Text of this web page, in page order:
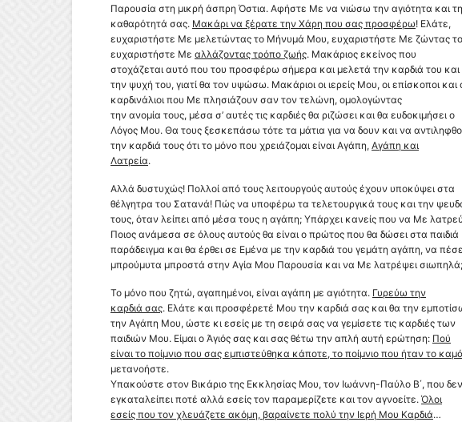
Παρουσία στη μικρή άσπρη Όστια. Αφήστε Με να νιώσω την αγιότητα και
καθαρότητά σας. Μακάρι να ξέρατε την Χάρη που σας προσφέρω! Ελάτε,
ευχαριστήστε Με μελετώντας το Μήνυμά Μου, ευχαριστήστε Με ζώντας
ευχαριστήστε Με αλλάζοντας τρόπο ζωής. Μακάριος εκείνος που
στοχάζεται αυτό που του προσφέρω σήμερα και μελετά την καρδιά του και
την ψυχή του, γιατί θα τον υψώσω. Μακάριοι οι ιερείς Μου, οι επίσκοποι και
καρδινάλιοι που Με πλησιάζουν σαν τον τελώνη, ομολογώντας
την ανομία τους, μέσα σ’ αυτές τις καρδιές θα ριζώσει και θα ευδοκιμήσει ο
Λόγος Μου. Θα τους ξεσκεπάσω τότε τα μάτια για να δουν και να
την καρδιά τους ότι το μόνο που χρειάζομαι είναι Αγάπη, Αγάπη και
Λατρεία.
Αλλά δυστυχώς! Πολλοί από τους λειτουργούς αυτούς έχουν υποκύψει στα
θέλγητρα του Σατανά! Πώς να υποφέρω τα τελετουργικά τους και την
τους, όταν λείπει από μέσα τους η αγάπη; Υπάρχει κανείς που να Με
Ποιος ανάμεσα σε όλους αυτούς θα είναι ο πρώτος που θα δώσει στα
παράδειγμα και θα έρθει σε Εμένα με την καρδιά του γεμάτη αγάπη, να
μπρούμυτα μπροστά στην Αγία Μου Παρουσία και να Με λατρέψει σιωπηλά;
Το μόνο που ζητώ, αγαπημένοι, είναι αγάπη με αγιότητα. Γυρεύω την
καρδιά σας. Ελάτε και προσφέρετέ Μου την καρδιά σας και θα την
την Αγάπη Μου, ώστε κι εσείς με τη σειρά σας να γεμίσετε τις καρδιές των
παιδιών Μου. Είμαι ο Άγιός σας και σας θέτω την απλή αυτή ερώτηση: Πού
είναι το ποίμνιο που σας εμπιστεύθηκα κάποτε, το ποίμνιο που ήταν το
μετανοήστε.
Υπακούστε στον Βικάριο της Εκκλησίας Μου, τον Ιωάννη-Παύλο Β΄, που
εγκαταλείπει ποτέ αλλά εσείς τον παραμερίζετε και τον αγνοείτε. Όλοι
εσείς που τον χλευάζετε ακόμη, βαραίνετε πολύ την Ιερή Μου Καρδιά…